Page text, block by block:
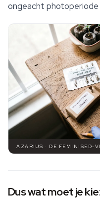
ongeacht
AZARIUS · DE FEMINISED-
Dus wat moet je